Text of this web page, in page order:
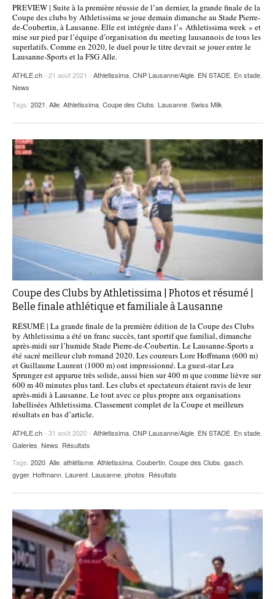
POURQUOI ATHLE.CH ?
ATHLE.CH RÉGIONS | VAUD
HIGHLIGHTS
LIVRES
PREVIEW | Suite à la première réussie de l’an dernier, la grande finale de la
Coupe des clubs by Athletissima se joue demain dimanche au Stade Pierre-
de-Coubertin, à Lausanne. Elle est intégrée dans l’« Athletissima week » et
mise sur pied par l’équipe d’organisation du meeting lausannois de tous les
superlatifs. Comme en 2020, le duel pour le titre devrait se jouer entre le
Lausanne-Sports et la FSG Alle.
ATHLE.ch- 21 août 2021 - Athletissima CNP Lausanne/Aigle EN STADE En stade
News
Tags: 2021 Alle Athletissima Coupe des Clubs Lausanne Swiss Milk
Coupe des Clubs by Athletissima | Photos et résumé |
Belle finale athlétique et familiale à Lausanne
RÉSUMÉ | La grande finale de la première édition de la Coupe des Clubs
by Athletissima a été un franc succès, tant sportif que familial, dimanche
après-midi sur l’humide Stade Pierre-de-Coubertin. Le Lausanne-Sports a
été sacré meilleur club romand 2020. Les coureurs Lore Hoffmann (600 m)
et Guillaume Laurent (1000 m) ont impressionné. La guest-star Lea
Sprunger est apparue très solide, aussi bien sur 400 m que comme lièvre sur
600 m 40 minutes plus tard. Les clubs et spectateurs étaient ravis de leur
après-midi à Lausanne. Le tout avec ce plus propre aux organisations
labellisées Athletissima. Classement complet de la Coupe et meilleurs
résultats en bas d’article.
ATHLE.ch- 31 août 2020 - Athletissima CNP Lausanne/Aigle EN STADE En stade
Galeries News Résultats
Tags: 2020 Alle athlétisme Athletissima Coubertin Coupe des Clubs gasch
gyger, Hoffmann Laurent Lausanne photos Résultats